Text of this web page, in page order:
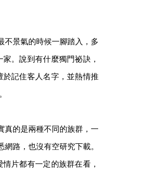
不景氣的時候一腳踏入，多
。說到有什麼獨門祕訣，
記住客人名字，並熱情推
真的是兩種不同的族群，一
路，也沒有空研究下載。
片都有一定的族群在看，